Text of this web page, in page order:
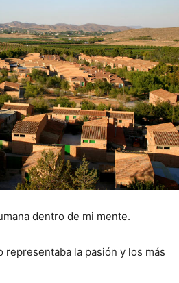
dentro de mi mente.
representaba la pasión y los más